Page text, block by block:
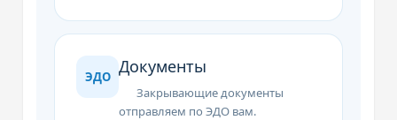
ЭДО Документы
Закрывающие документы
отправляем по ЭДО вам.